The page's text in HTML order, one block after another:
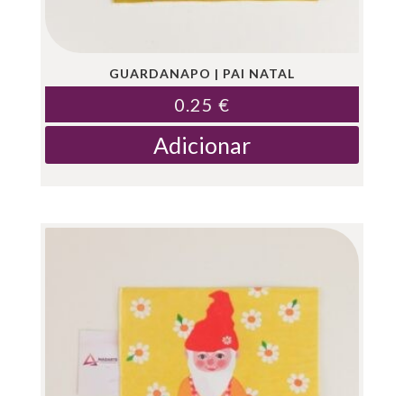
GUARDANAPO | PAI NATAL
0.25 €
Adicionar